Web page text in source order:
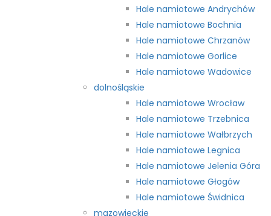
Hale namiotowe Andrychów
Hale namiotowe Bochnia
Hale namiotowe Chrzanów
Hale namiotowe Gorlice
Hale namiotowe Wadowice
dolnośląskie
Hale namiotowe Wrocław
Hale namiotowe Trzebnica
Hale namiotowe Wałbrzych
Hale namiotowe Legnica
Hale namiotowe Jelenia Góra
Hale namiotowe Głogów
Hale namiotowe Świdnica
mazowieckie